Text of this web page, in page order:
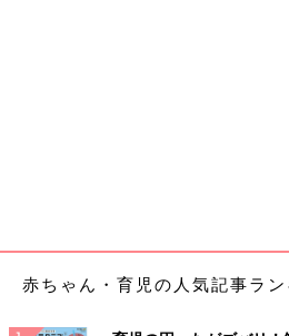
赤ちゃん・育児の人気記事ラ